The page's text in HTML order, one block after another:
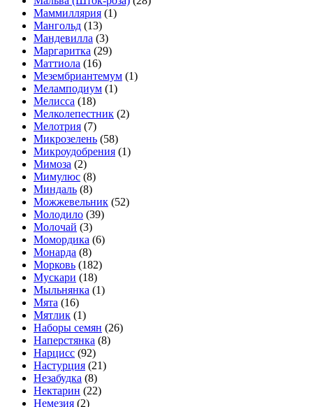
Маммиллярия (1)
Мангольд (13)
Мандевилла (3)
Маргаритка (29)
Маттиола (16)
Мезембриантемум (1)
Меламподиум (1)
Мелисса (18)
Мелколепестник (2)
Мелотрия (7)
Микрозелень (58)
Микроудобрения (1)
Мимоза (2)
Мимулюс (8)
Миндаль (8)
Можжевельник (52)
Молодило (39)
Молочай (3)
Момордика (6)
Монарда (8)
Морковь (182)
Мускари (18)
Мыльнянка (1)
Мята (16)
Мятлик (1)
Наборы семян (26)
Наперстянка (8)
Нарцисс (92)
Настурция (21)
Незабудка (8)
Нектарин (22)
Немезия (2)